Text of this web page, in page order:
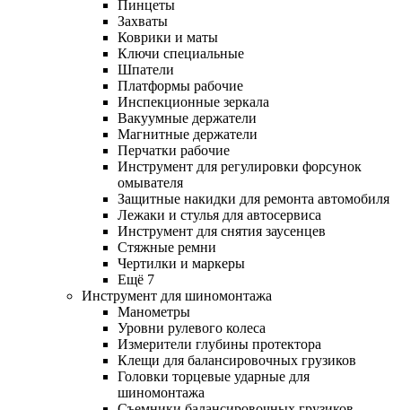
Пинцеты
Захваты
Коврики и маты
Ключи специальные
Шпатели
Платформы рабочие
Инспекционные зеркала
Вакуумные держатели
Магнитные держатели
Перчатки рабочие
Инструмент для регулировки форсунок
омывателя
Защитные накидки для ремонта автомобиля
Лежаки и стулья для автосервиса
Инструмент для снятия заусенцев
Стяжные ремни
Чертилки и маркеры
Ещё 7
Инструмент для шиномонтажа
Манометры
Уровни рулевого колеса
Измерители глубины протектора
Клещи для балансировочных грузиков
Головки торцевые ударные для
шиномонтажа